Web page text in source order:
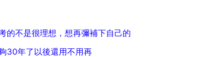
的不是很理想，想再彌補下自己的
30年了以後還用不用再